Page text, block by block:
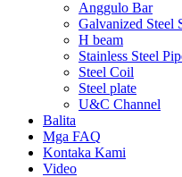
Anggulo Bar
Galvanized Steel
H beam
Stainless Steel
Steel Coil
Steel plate
U&C Channel
Balita
Mga FAQ
Kontaka Kami
Video